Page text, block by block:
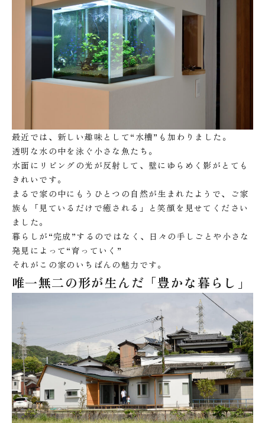
最近では、新しい趣味として“水槽”も加わりました。
透明な水の中を泳ぐ小さな魚たち。
水面にリビングの光が反射して、壁にゆらめく影がとても
きれいです。
まるで家の中にもうひとつの自然が生まれたようで、ご家
族も「見ているだけで癒される」と笑顔を見せてください
ました。
暮らしが“完成”するのではなく、日々の手しごとや小さな
発見によって“育っていく”
それがこの家のいちばんの魅力です。
唯一無二の形が生んだ「豊かな暮らし」